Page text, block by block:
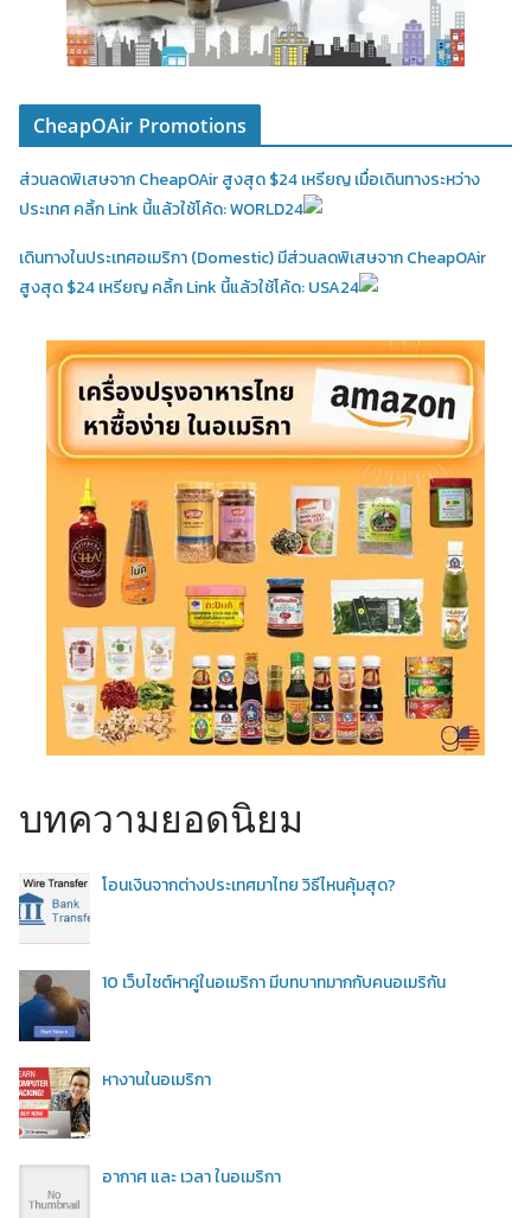
CheapOAir Promotions
ส่วนลดพิเสษจาก CheapOAir สูงสุด $24 เหรียญ เมื่อเดินทางระหว่าง
ประเทศ คลิ้ก Link นี้แล้วใช้โค้ด: WORLD24
เดินทางในประเทศอเมริกา (Domestic)มีส่วนลดพิเสษจาก CheapOAir
สูงสุด $24 เหรียญ คลิ้ก Link นี้แล้วใช้โค้ด: USA24
บทความยอดนิยม
โอนเงินจากต่างประเทศมาไทย วิธีไหนคุ้มสุด?
10 เว็บไซต์หาคู่ในอเมริกา มีบทบาทมากกับคนอเมริกัน
หางานในอเมริกา
อากาศ และ เวลา ในอเมริกา